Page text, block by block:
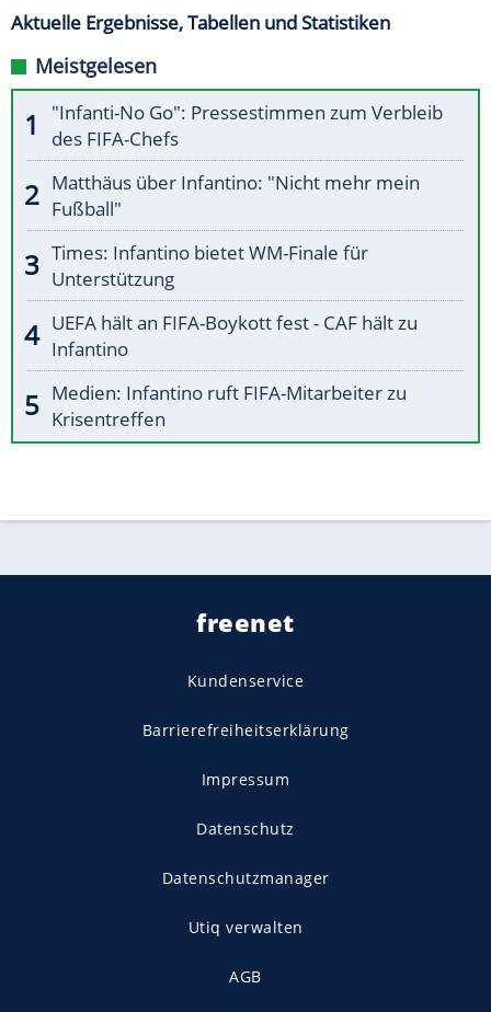
Aktuelle Ergebnisse, Tabellen und Statistiken
Meistgelesen
"Infanti-No Go": Pressestimmen zum Verbleib
des FIFA-Chefs
Matthäus über Infantino: "Nicht mehr mein
Fußball"
Times: Infantino bietet WM-Finale für
Unterstützung
UEFA hält an FIFA-Boykott fest - CAF hält zu
Infantino
Medien: Infantino ruft FIFA-Mitarbeiter zu
Krisentreffen
freenet
Kundenservice
Barrierefreiheitserklärung
Impressum
Datenschutz
Datenschutzmanager
Utiq verwalten
AGB